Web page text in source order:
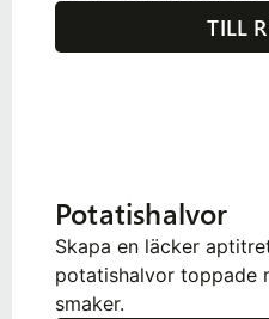
TILL
Potatishalvor
Skapa en läcker
potatishalvor toppade
smaker.